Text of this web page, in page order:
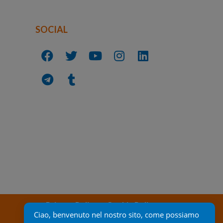
SOCIAL
Privacy Policy Cookie Policy
Ciao, benvenuto nel nostro sito, come possiamo